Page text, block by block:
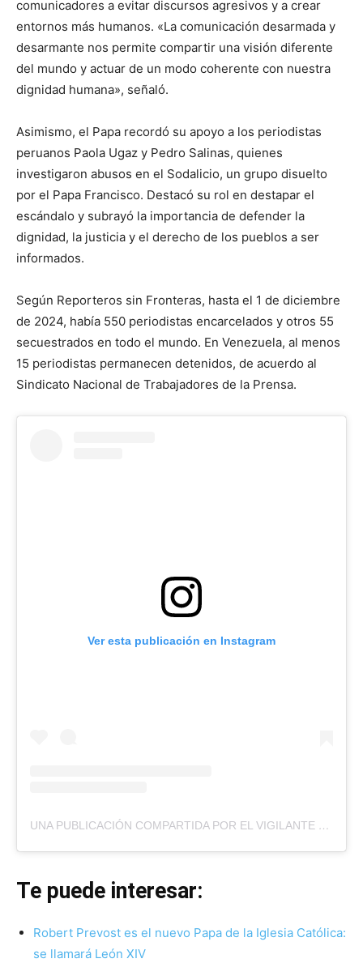
comunicadores a evitar discursos agresivos y a crear
entornos más humanos. «La comunicación desarmada y
desarmante nos permite compartir una visión diferente
del mundo y actuar de un modo coherente con nuestra
dignidad humana», señaló.
Asimismo, el Papa recordó su apoyo a los periodistas
peruanos Paola Ugaz y Pedro Salinas, quienes
investigaron abusos en el Sodalicio, un grupo disuelto
por el Papa Francisco. Destacó su rol en destapar el
escándalo y subrayó la importancia de defender la
dignidad, la justicia y el derecho de los pueblos a ser
informados.
Según Reporteros sin Fronteras, hasta el 1 de diciembre
de 2024, había 550 periodistas encarcelados y otros 55
secuestrados en todo el mundo. En Venezuela, al menos
15 periodistas permanecen detenidos, de acuerdo al
Sindicato Nacional de Trabajadores de la Prensa.
Ver esta publicación en Instagram
UNA PUBLICACIÓN COMPARTIDA POR EL VIGILANTE
Te puede interesar:
Robert Prevost es el nuevo Papa de la Iglesia Católica:
se llamará León XIV